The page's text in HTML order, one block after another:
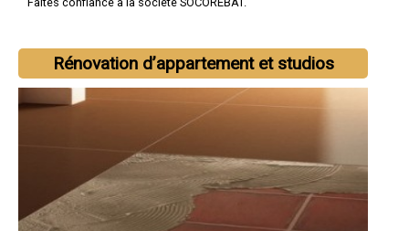
Rénovation d’appartement et studios